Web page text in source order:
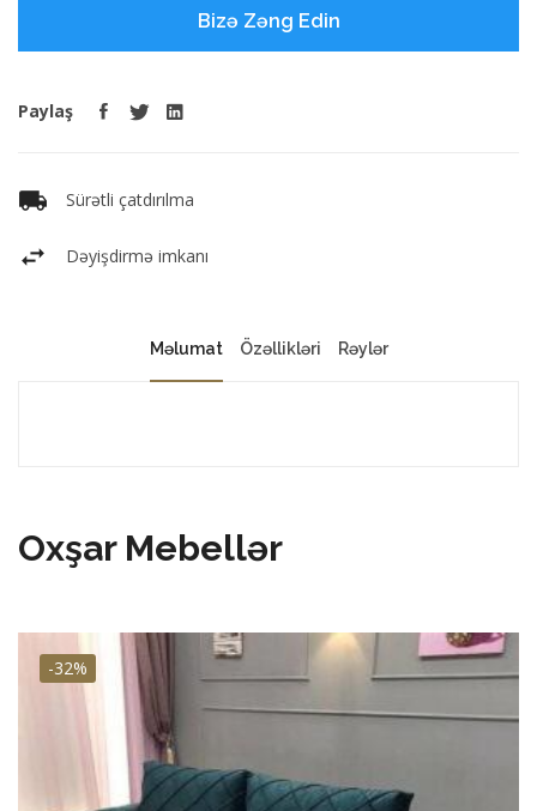
Bizə Zəng Edin
Paylaş
Sürətli çatdırılma
Dəyişdirmə imkanı
Məlumat Özəllikləri Rəylər
Oxşar Mebellər
-32%